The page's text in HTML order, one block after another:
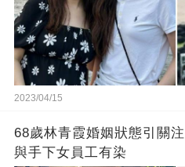
2023/04/15
68歲林青霞婚姻狀態引關
與手下女員工有染